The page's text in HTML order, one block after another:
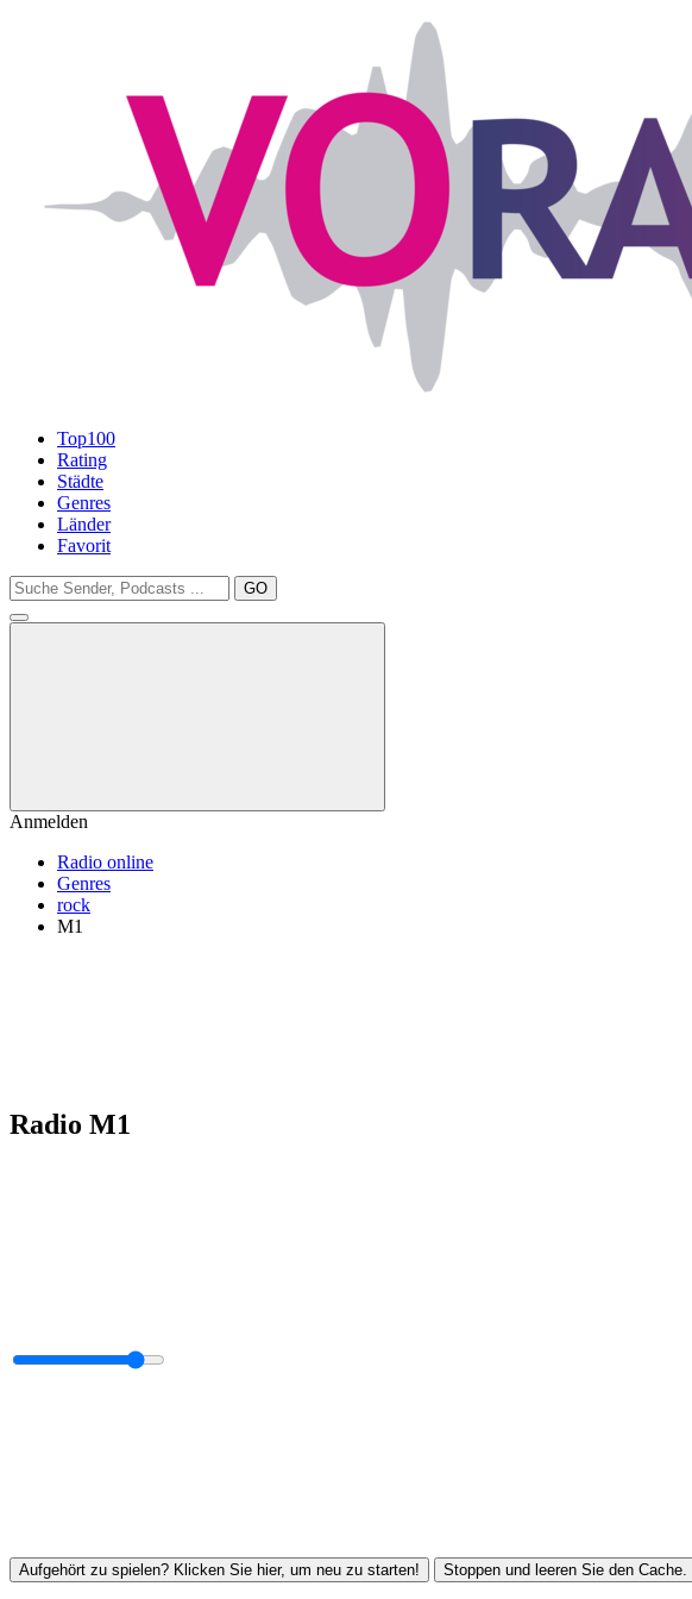
Top100
Rating
Städte
Genres
Länder
Favorit
GO
Anmelden
Radio online
Genres
rock
M1
Radio M1
Aufgehört zu spielen? Klicken Sie hier, um neu zu starten! Stoppen und leeren Sie den Cache.